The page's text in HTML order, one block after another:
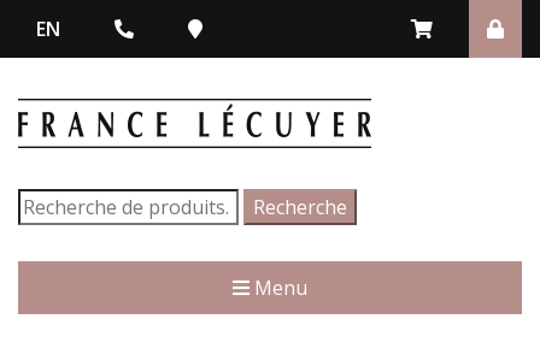
EN
Recherche
pour :
Recherche
Menu